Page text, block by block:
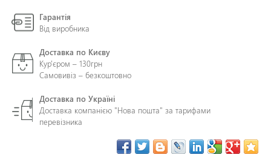
Гарантія
Від виробника
Доставка по Києву
Кур'єром – 130грн
Самовивіз – безкоштовно
Доставка по Україні
Доставка компанією "Нова пошта" за тарифами
перевізника